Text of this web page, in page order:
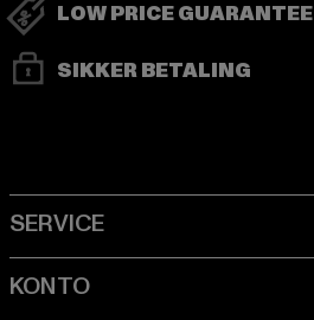
LOW PRICE GUARANTEE
SIKKER BETALING